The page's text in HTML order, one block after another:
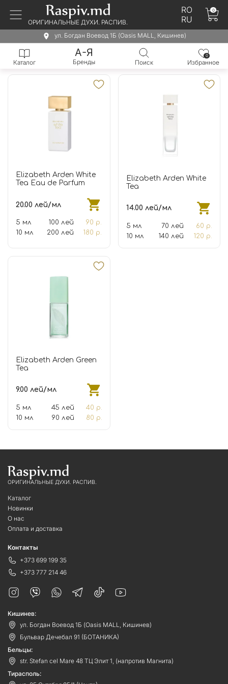
ОРИГИНАЛЬНЫЕ ДУХИ. РАСПИВ.
RO
RU
0
ул. Богдан Воевод 1Б (Oasis MALL, Кишинев)
Каталог
А-Я
Бренды Поиск
0
Избранное
Elizabeth Arden White
Tea Eau de Parfum
20.00 лей/мл
5 мл 100 лей
90 р.
10 мл
200 лей 180 р.
Elizabeth Arden White
Tea
14.00 лей/мл
5 мл 70 лей
60 р.
10 мл
140 лей 120 р.
Elizabeth Arden Green
Tea
9.00 лей/мл
5 мл 45 лей
40 р.
10 мл
90 лей 80 р.
ОРИГИНАЛЬНЫЕ ДУХИ. РАСПИВ.
Каталог
Новинки
О нас
Оплата и доставка
Контакты
+373 699 199 35
+373 777 214 46
Кишинев:
ул. Богдан Воевод 1Б (Oasis MALL, Кишинев)
Бульвар Дечебал 91 (БОТАНИКА)
Бельцы:
str. Stefan cel Mare 48 ТЦ Элит 1, (напротив Магнита)
Тирасполь: